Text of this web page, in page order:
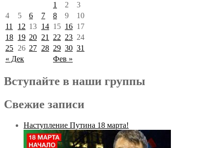
« Дек Фев »
1 2
3
4
5 6 7 8 9
10
11
12 13 14 15 16 17
18 19 20 21 22 23 24
25 26 27 28 29 30 31
Вступайте в наши группы
Свежие записи
Наступление Путина 18 марта!